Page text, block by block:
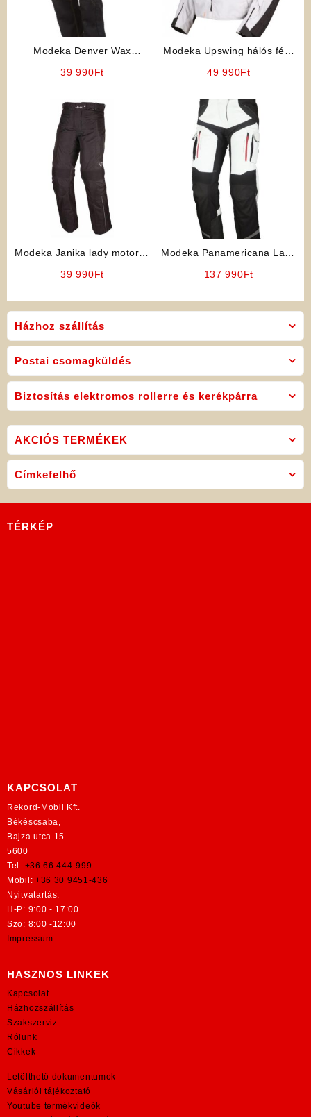
Házhoz szállítás
Postai csomagküldés
Biztosítás elektromos rollerre és kerékpárra
Modeka Denver Wax
39 990Ft
Modeka Upswing hálós férfi
49 990Ft
Modeka Janika lady motoros
39 990Ft
Modeka Panamericana Lady
137 990Ft
AKCIÓS TERMÉKEK
Címkefelhő
TÉRKÉP
KAPCSOLAT
Rekord-Mobil Kft.
Békéscsaba,
Bajza utca 15.
5600
Tel: +36 66 444-999
Mobil: +36 30 9451-436
Nyitvatartás:
H-P: 9:00 - 17:00
Szo: 8:00 -12:00
Impressum
HASZNOS LINKEK
Kapcsolat
Házhozszállítás
Szakszerviz
Rólunk
Cikkek
Letölthető dokumentumok
Vásárlói tájékoztató
Youtube termékvideók